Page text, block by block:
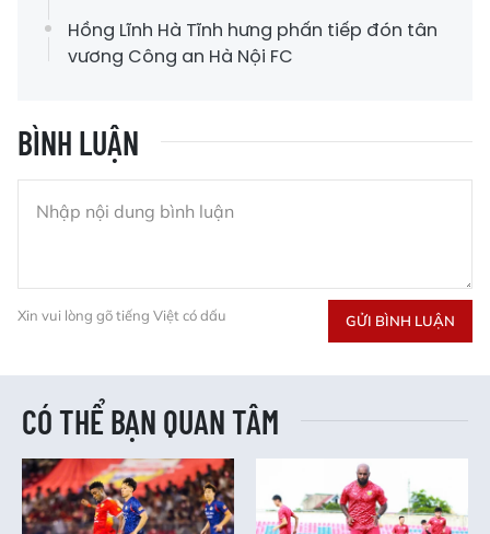
Hồng Lĩnh Hà Tĩnh hưng phấn tiếp đón tân
vương Công an Hà Nội FC
BÌNH LUẬN
Xin vui lòng gõ tiếng Việt có dấu GỬI BÌNH LUẬN
CÓ THỂ BẠN QUAN TÂM